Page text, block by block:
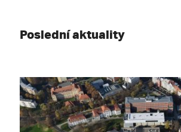
Poslední aktuality